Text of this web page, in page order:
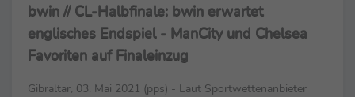
bwin // CL-Halbfinale: bwin erwartet
englisches Endspiel - ManCity und Chelsea
Favoriten auf Finaleinzug
Gibraltar, 03. Mai 2021 (pps) - Laut Sportwettenanbieter